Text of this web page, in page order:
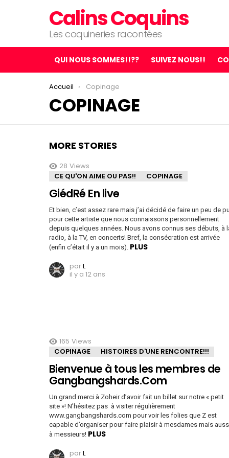
Calins Coquins
Les coquineries racontées
QUI NOUS SOMMES!!?? SUIVEZ NOUS!!
You are here:
Accueil Copinage
COPINAGE
MORE STORIES
28 Views
CE QU'ON AIME OU PAS!!
COPINAGE
GiédRé En live
Et bien, c’est assez rare mais j’ai décidé de faire un peu de
pour cette artiste que nous connaissons personnellement
depuis quelques années. Nous avons connus ses débuts, à
radio, à la TV, en concerts! Bref, la consécration est arrivée
(enfin c’était il y a un mois). PLUS
parL
il y a 12 ans
165 Views
COPINAGE
HISTOIRES D'UNE RENCONTRE!!!
Bienvenue à tous les membres de
Gangbangshards.Com
Un grand merci à Zoheir d’avoir fait un billet sur notre « petit
site »! N’hésitez pas à visiter régulièrement
www.gangbangshards.com pour voir les folies que Z est
capable d’organiser pour faire plaisir à mesdames mais
à messieurs! PLUS
parL